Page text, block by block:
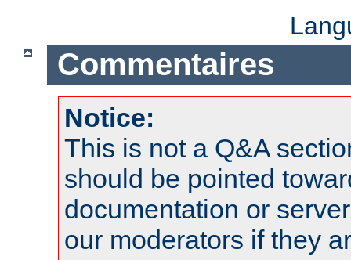
Commentaires
Notice:
This is not a Q&A
should be pointed
documentation or
our moderators if they